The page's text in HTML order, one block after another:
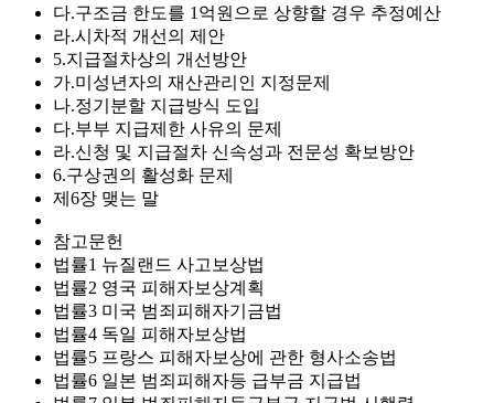
다.구조금 한도를 1억원으로 상향할 경우 추정예산
라.시차적 개선의 제안
5.지급절차상의 개선방안
가.미성년자의 재산관리인 지정문제
나.정기분할 지급방식 도입
다.부부 지급제한 사유의 문제
라.신청 및 지급절차 신속성과 전문성 확보방안
6.구상권의 활성화 문제
제6장 맺는 말
참고문헌
법률1 뉴질랜드 사고보상법
법률2 영국 피해자보상계획
법률3 미국 범죄피해자기금법
법률4 독일 피해자보상법
법률5 프랑스 피해자보상에 관한 형사소송법
법률6 일본 범죄피해자등 급부금 지급법